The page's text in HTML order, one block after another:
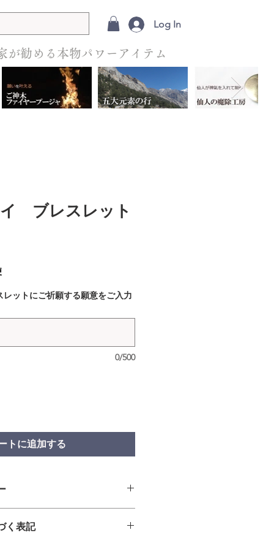
Log In
が勧める本物パワーアイテム
ブレスレット
ットにご祈願する願意をご入力
0/500
トに追加する
に欠陥がある場合を除き、返
く表記